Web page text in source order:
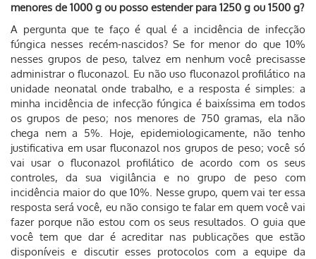
menores de 1000 g ou posso estender para 1250 g ou 1500 g?
A pergunta que te faço é qual é a incidência de infecção
fúngica nesses recém-nascidos? Se for menor do que 10%
nesses grupos de peso, talvez em nenhum você precisasse
administrar o fluconazol. Eu não uso fluconazol profilático na
unidade neonatal onde trabalho, e a resposta é simples: a
minha incidência de infecção fúngica é baixíssima em todos
os grupos de peso; nos menores de 750 gramas, ela não
chega nem a 5%. Hoje, epidemiologicamente, não tenho
justificativa em usar fluconazol nos grupos de peso; você só
vai usar o fluconazol profilático de acordo com os seus
controles, da sua vigilância e no grupo de peso com
incidência maior do que 10%. Nesse grupo, quem vai ter essa
resposta será você, eu não consigo te falar em quem você vai
fazer porque não estou com os seus resultados. O guia que
você tem que dar é acreditar nas publicações que estão
disponíveis e discutir esses protocolos com a equipe da